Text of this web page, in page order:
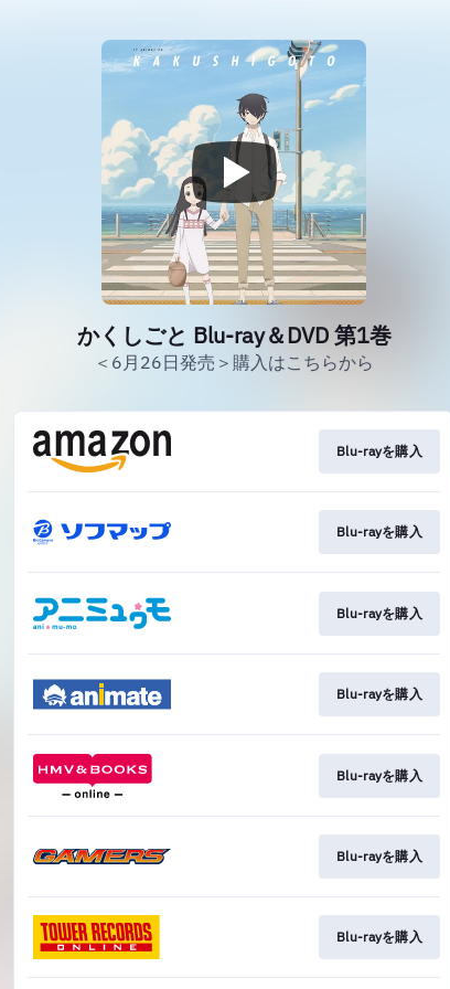
かくしごと Blu-ray＆DVD 第1巻
＜6月26日発売＞購入はこちらから
Blu-rayを購入
Blu-rayを購入
Blu-rayを購入
Blu-rayを購入
Blu-rayを購入
Blu-rayを購入
Blu-rayを購入